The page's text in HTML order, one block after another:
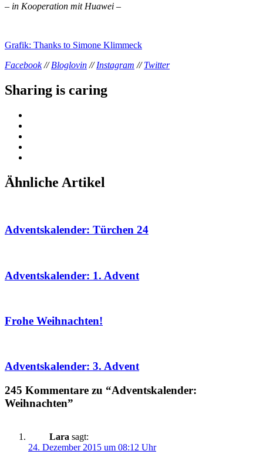
– in Kooperation mit Huawei –
Grafik: Thanks to Simone Klimmeck
Facebook//Bloglovin //Instagram //Twitter
Sharing is caring
Ähnliche Artikel
Adventskalender: Türchen 24
Adventskalender: 1. Advent
Frohe Weihnachten!
Adventskalender: 3. Advent
245 Kommentare zu “Adventskalender:
Weihnachten”
Lara sagt:
24. Dezember 2015 um 08:12 Uhr